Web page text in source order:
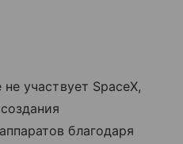
участвует SpaceX,
благодаря